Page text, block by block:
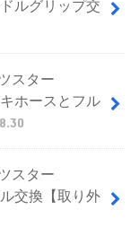
ルグリップ交
スター
ホースとフル
スター
交換【取り外